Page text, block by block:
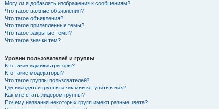
Могу ли я добавлять изображения к сообщениям?
Что такое важные объявления?
Что такое объявления?
Что такое прилепленные темы?
Что такое закрытые темы?
Что такое значки тем?
Уровни пользователей и группы
Кто такие администраторы?
Кто такие модераторы?
Что такое группы пользователей?
Где находятся группы и как мне вступить в них?
Как мне стать лидером группы?
Почему названия некоторых групп имеют разные цвета?